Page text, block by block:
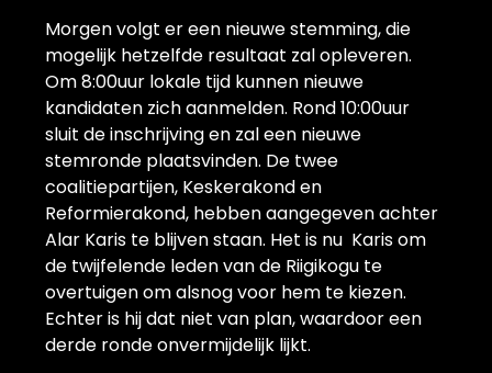
Morgen volgt er een nieuwe stemming, die
mogelijk hetzelfde resultaat zal opleveren.
Om 8:00uur lokale tijd kunnen nieuwe
kandidaten zich aanmelden. Rond 10:00uur
sluit de inschrijving en zal een nieuwe
stemronde plaatsvinden. De twee
coalitiepartijen, Keskerakond en
Reformierakond, hebben aangegeven achter
Alar Karis te blijven staan. Het is nu Karis om
de twijfelende leden van de Riigikogu te
overtuigen om alsnog voor hem te kiezen.
Echter is hij dat niet van plan, waardoor een
derde ronde onvermijdelijk lijkt.